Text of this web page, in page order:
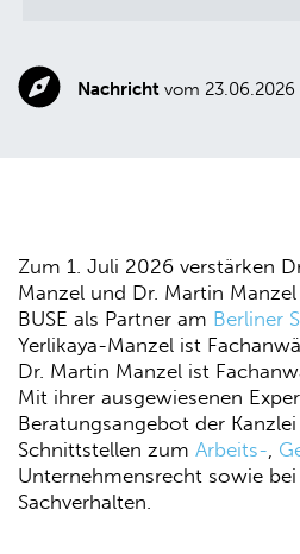
Nachricht vom 23.06.2026
Zum 1. Juli 2026 verstärken
Manzel und Dr. Martin
BUSE als Partner am Berliner
Yerlikaya-Manzel ist
Dr. Martin Manzel ist
Mit ihrer ausgewiesenen
Beratungsangebot der
Schnittstellen zum Arbeits-,
Unternehmensrecht sowie
Sachverhalten.